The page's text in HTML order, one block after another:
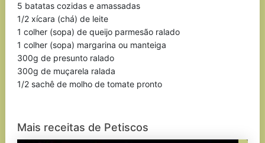
5 batatas cozidas e amassadas
1/2 xícara (chá) de leite
1 colher (sopa) de queijo parmesão ralado
1 colher (sopa) margarina ou manteiga
300g de presunto ralado
300g de muçarela ralada
1/2 sachê de molho de tomate pronto
Mais receitas de Petiscos